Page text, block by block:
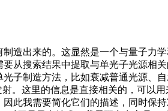
造出来的。这显然是一个与量子力
从搜索结果中提取与单光子光源相
子制造方法，比如衰减普通光源、
。这里的信息是直接相关的，可以用
此我需要简化它们的描述，同时保